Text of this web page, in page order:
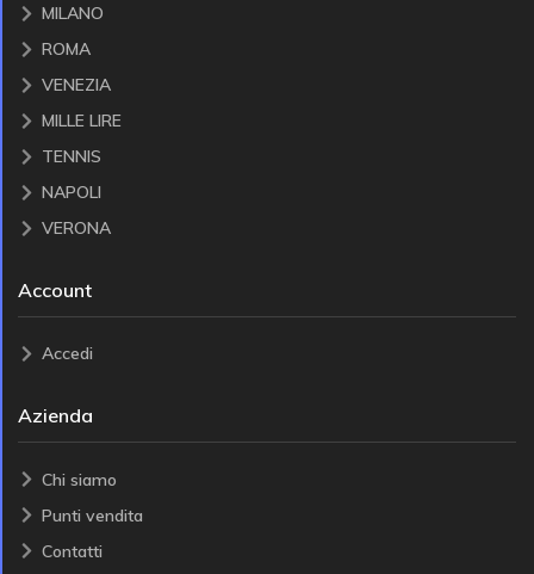
MILANO
ROMA
VENEZIA
MILLE LIRE
TENNIS
NAPOLI
VERONA
Account
Accedi
Azienda
Chi siamo
Punti vendita
Contatti